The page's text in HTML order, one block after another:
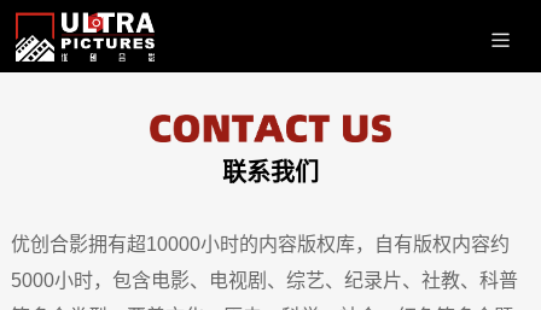
联系我们
优创合影拥有超10000小时的内容版权库，自有版权内容约
5000小时，包含电影、电视剧、综艺、纪录片、社教、科普